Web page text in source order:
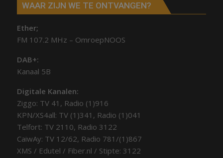
WAAR ZIJN WE TE ONTVANGEN?
Ether;
FM 107.2 MHz – OmroepNOOS
DAB+:
Kanaal 5B
Digitale Kanalen:
Ziggo: TV 41, Radio (1)916
KPN/XS4all: TV (1)341, Radio (1)041
Telfort: TV 2110, Radio 3122
CaiwAy: TV 12/62, Radio 781/(1)867
XMS / Edutel / Fiber.nl / Stipte: 3122